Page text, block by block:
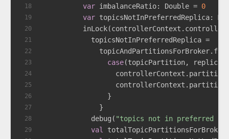
18
19
20
21
22
23
24
25
26
27
28
29
var imbalanceRatio: Double = 0
var topicsNotInPreferredReplica:
            topicsNotInPreferredReplica =
case(topicPartition,
                }
              }
            debug(
"topics not in preferred
val